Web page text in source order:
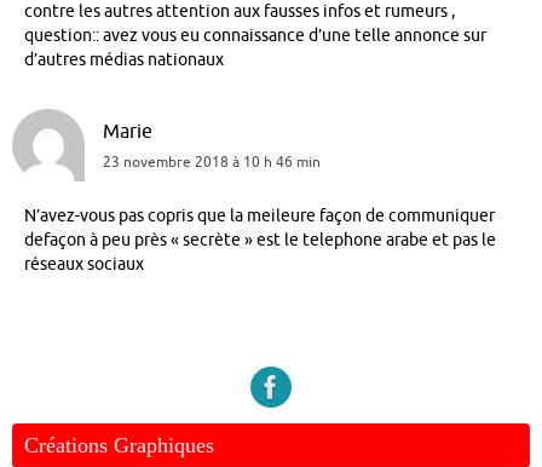
contre les autres attention aux fausses infos et rumeurs ,
question:: avez vous eu connaissance d’une telle annonce sur
d’autres médias nationaux
Marie
23 novembre 2018 à 10 h 46 min
N’avez-vous pas copris que la meileure façon de communiquer
defaçon à peu près « secrète » est le telephone arabe et pas le
réseaux sociaux
Créations Graphiques